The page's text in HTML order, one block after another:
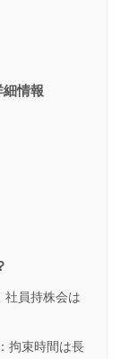
細情報
員持株会は
拘束時間は長